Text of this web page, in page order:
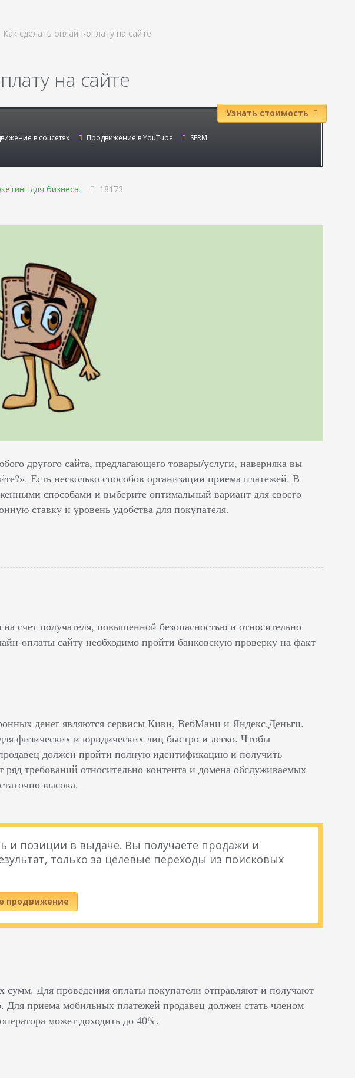
Как сделать онлайн-оплату на сайте
на сайте
в соцсетях Продвижение в YouTube
SERM
Узнать стоимость
для бизнеса. 18173
другого сайта, предлагающего товары/услуги, наверняка вы
Есть несколько способов организации приема платежей. В
способами и выберите оптимальный вариант для своего
ставку и уровень удобства для покупателя.
счет получателя, повышенной безопасностью и относительно
оплаты сайту необходимо пройти банковскую проверку на факт
денег являются сервисы Киви, ВебМани и Яндекс.Деньги.
физических и юридических лиц быстро и легко. Чтобы
должен пройти полную идентификацию и получить
требований относительно контента и домена обслуживаемых
высока.
и позиции в выдаче. Вы получаете продажи и
только за целевые переходы из поисковых
продвижение
сумм. Для проведения оплаты покупатели отправляют и получают
приема мобильных платежей продавец должен стать членом
может доходить до 40%.